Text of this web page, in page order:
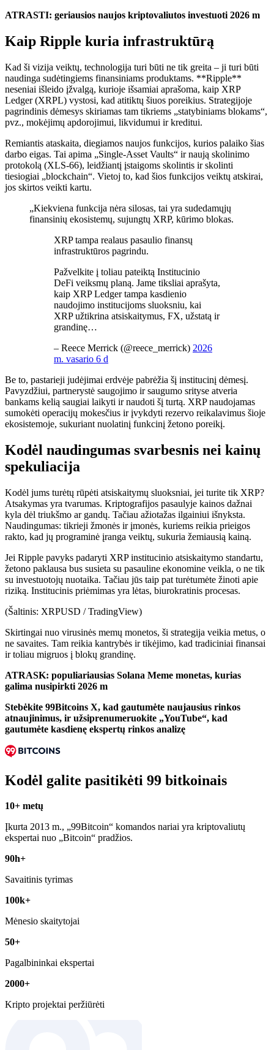
ATRASTI: geriausios naujos kriptovaliutos investuoti 2026 m
Kaip Ripple kuria infrastruktūrą
Kad ši vizija veiktų, technologija turi būti ne tik greita – ji turi būti
naudinga sudėtingiems finansiniams produktams. **Ripple**
neseniai išleido įžvalgą, kurioje išsamiai aprašoma, kaip XRP
Ledger (XRPL) vystosi, kad atitiktų šiuos poreikius. Strategijoje
pagrindinis dėmesys skiriamas tam tikriems „statybiniams blokams“,
pvz., mokėjimų apdorojimui, likvidumui ir kreditui.
Remiantis ataskaita, diegiamos naujos funkcijos, kurios palaiko šias
darbo eigas. Tai apima „Single-Asset Vaults“ ir naują skolinimo
protokolą (XLS-66), leidžiantį įstaigoms skolintis ir skolinti
tiesiogiai „blockchain“. Vietoj to, kad šios funkcijos veiktų atskirai,
jos skirtos veikti kartu.
„Kiekviena funkcija nėra silosas, tai yra sudedamųjų
finansinių ekosistemų, sujungtų XRP, kūrimo blokas.
XRP tampa realaus pasaulio finansų
infrastruktūros pagrindu.
Pažvelkite į toliau pateiktą Institucinio
DeFi veiksmų planą. Jame tiksliai aprašyta,
kaip XRP Ledger tampa kasdienio
naudojimo institucijoms sluoksniu, kai
XRP užtikrina atsiskaitymus, FX, užstatą ir
grandinę…
– Reece Merrick (@reece_merrick) 2026
m. vasario 6 d
Be to, pastarieji judėjimai erdvėje pabrėžia šį institucinį dėmesį.
Pavyzdžiui, partnerystė saugojimo ir saugumo srityse atveria
bankams kelią saugiai laikyti ir naudoti šį turtą. XRP naudojamas
sumokėti operacijų mokesčius ir įvykdyti rezervo reikalavimus šioje
ekosistemoje, sukuriant nuolatinį funkcinį žetono poreikį.
Kodėl naudingumas svarbesnis nei kainų
spekuliacija
Kodėl jums turėtų rūpėti atsiskaitymų sluoksniai, jei turite tik XRP?
Atsakymas yra tvarumas. Kriptografijos pasaulyje kainos dažnai
kyla dėl triukšmo ar gandų. Tačiau ažiotažas ilgainiui išnyksta.
Naudingumas: tikrieji žmonės ir įmonės, kuriems reikia prieigos
rakto, kad jų programinė įranga veiktų, sukuria žemiausią kainą.
Jei Ripple pavyks padaryti XRP institucinio atsiskaitymo standartu,
žetono paklausa bus susieta su pasauline ekonomine veikla, o ne tik
su investuotojų nuotaika. Tačiau jūs taip pat turėtumėte žinoti apie
riziką. Institucinis priėmimas yra lėtas, biurokratinis procesas.
(Šaltinis: XRPUSD / TradingView)
Skirtingai nuo virusinės memų monetos, ši strategija veikia metus, o
ne savaites. Tam reikia kantrybės ir tikėjimo, kad tradiciniai finansai
ir toliau migruos į blokų grandinę.
ATRASK: populiariausias Solana Meme monetas, kurias
galima nusipirkti 2026 m
Stebėkite 99Bitcoins X, kad gautumėte naujausius rinkos
atnaujinimus, ir užsiprenumeruokite „YouTube“, kad
gautumėte kasdienę ekspertų rinkos analizę
Kodėl galite pasitikėti 99 bitkoinais
10+ metų
Įkurta 2013 m., „99Bitcoin“ komandos nariai yra kriptovaliutų
ekspertai nuo „Bitcoin“ pradžios.
90h+
Savaitinis tyrimas
100k+
Mėnesio skaitytojai
50+
Pagalbininkai ekspertai
2000+
Kripto projektai peržiūrėti